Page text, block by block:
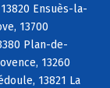
Ensuès-la-
13700
Plan-de-
13260
13821 La